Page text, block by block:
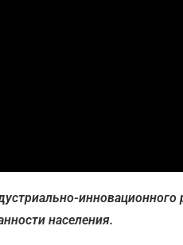
инновационного
населения.